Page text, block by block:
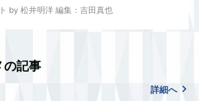
by 松井明洋 編集：吉田真也
の記事
詳細へ